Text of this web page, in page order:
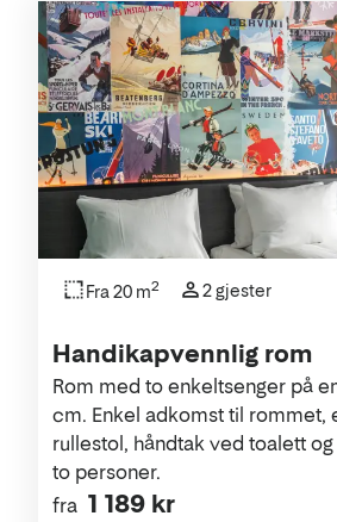
Rommene
Handikapvennlig rom
fra 1 189 kr
Rom med to enkeltsenger på
cm. Enkel adkomst til rommet,
rullestol, håndtak ved toalett og
to personer.
Fra 20 m2 2 gjester